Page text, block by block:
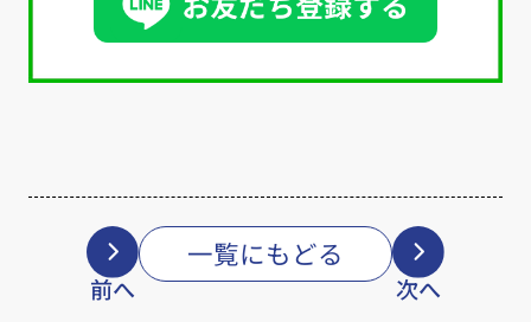
前へ
一覧にもどる
次へ